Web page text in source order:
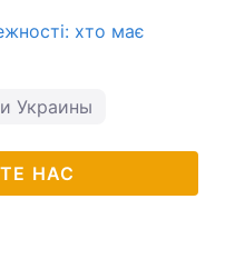
хто має
Украины
НАС